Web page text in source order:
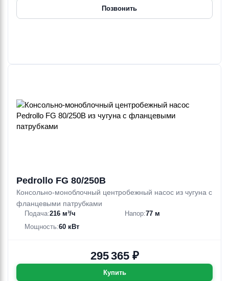
Позвонить
Pedrollo FG 80/250B
Консольно-моноблочный центробежный насос из чугуна с
фланцевыми патрубками
Подача:216 м³/ч Напор:77 м
Мощность:60 кВт
295 365 ₽
Купить